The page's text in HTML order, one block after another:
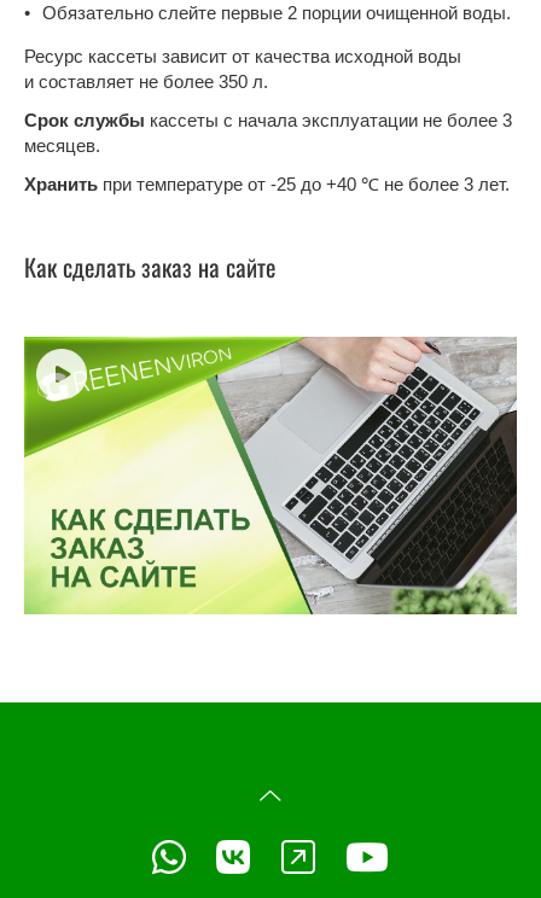
Обязательно слейте первые 2 порции очищенной воды.
Ресурс кассеты зависит от качества исходной воды
и составляет не более 350 л.
Срок службы кассеты с начала эксплуатации не более 3
месяцев.
Хранить при температуре от -25 до +40 ℃ не более 3 лет.
Как сделать заказ на сайте